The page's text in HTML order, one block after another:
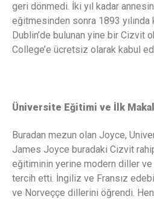
geri dönmedi. İki yıl kadar
eğitmesinden sonra 1893
Dublin’de bulunan yine bir Cizvit
College’e ücretsiz olarak kabul
Üniversite Eğitimi ve İlk
Buradan mezun olan Joyce,
James Joyce buradaki Cizvit
eğitiminin yerine modern diller
tercih etti. İngiliz ve Fransız
ve Norveççe dillerini öğrendi.